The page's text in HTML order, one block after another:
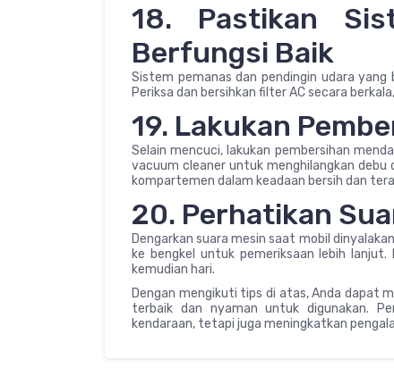
18. Pastikan
Berfungsi Baik
Sistem pemanas dan pendingin udara
Periksa dan bersihkan filter AC secara
19. Lakukan
Selain mencuci, lakukan pembersihan
vacuum cleaner untuk menghilangkan
kompartemen dalam keadaan bersih dan
20. Perhatikan
Dengarkan suara mesin saat mobil
ke bengkel untuk pemeriksaan lebih
kemudian hari.
Dengan mengikuti tips di atas, Anda dapat
terbaik dan nyaman untuk digunakan.
kendaraan, tetapi juga meningkatkan